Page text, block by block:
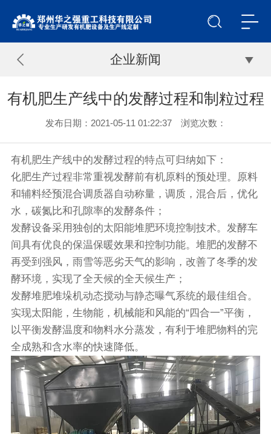
企业新闻
有机肥生产线中的发酵过程和制粒过程
发布日期：2021-05-11 01:22:37 浏览次数：
有机肥生产线中的发酵过程的特点可归纳如下：
化肥生产过程非常重视发酵前有机原料的预处理。原料
和辅料经预混合调质器自动称量，调质，混合后，优化
水，碳氮比和孔隙率的发酵条件；
发酵设备采用独创的太阳能堆肥环境控制技术。发酵车
间具有优良的保温保暖效果和控制功能。堆肥的发酵不
再受到强风，雨雪等恶劣天气的影响，改善了冬季的发
酵环境，实现了全天候的全天候生产；
发酵堆肥堆垛机动态搅动与静态曝气系统的最佳组合。
实现太阳能，生物能，机械能和风能的“四合一”平衡，
以平衡发酵温度和物料水分蒸发，有利于堆肥物料的完
全成熟和含水率的快速降低。